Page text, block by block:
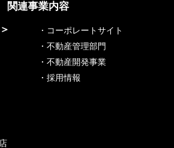
関連事業内容
・コーポレートサイト
・不動産管理部門
・不動産開発事業
・採用情報